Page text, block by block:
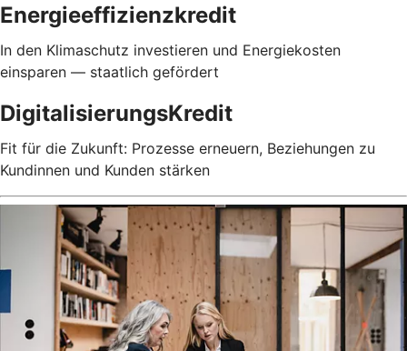
Energieeffizienzkredit
In den Klimaschutz investieren und Energiekosten
einsparen — staatlich gefördert
DigitalisierungsKredit
Fit für die Zukunft: Prozesse erneuern, Beziehungen zu
Kundinnen und Kunden stärken